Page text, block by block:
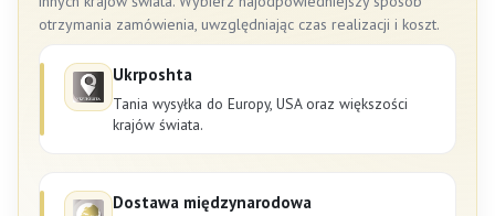
otrzymania zamówienia, uwzględniając czas realizacji i koszt.
Ukrposhta
Tania wysyłka do Europy, USA oraz większości
krajów świata.
Dostawa międzynarodowa